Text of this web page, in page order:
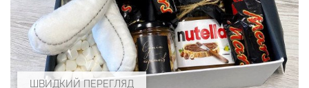
ШВИДКИЙ ПЕРЕГЛЯД